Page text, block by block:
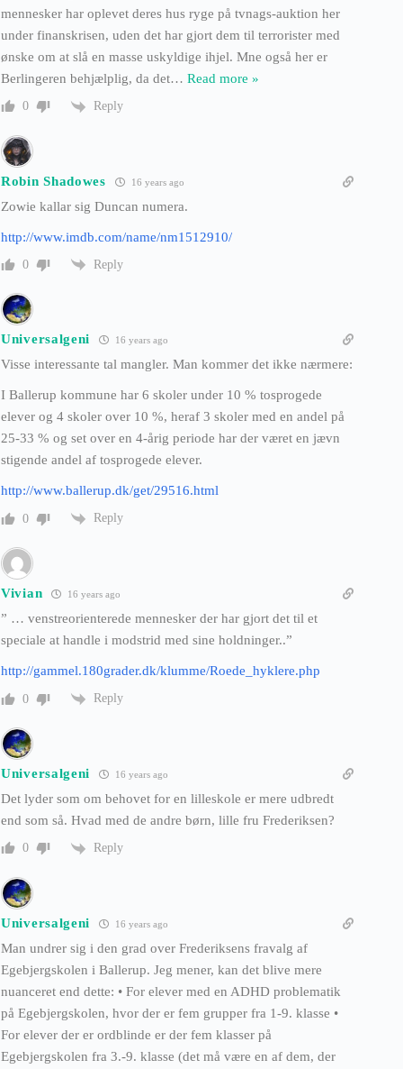
mennesker har oplevet deres hus ryge på tvnags-auktion her
under finanskrisen, uden det har gjort dem til terrorister med
ønske om at slå en masse uskyldige ihjel. Mne også her er
Berlingeren behjælplig, da det… Read more »
0 Reply
Robin Shadowes 16 years ago
Zowie kallar sig Duncan numera.
http://www.imdb.com/name/nm1512910/
0 Reply
Universalgeni 16 years ago
Visse interessante tal mangler. Man kommer det ikke nærmere:
I Ballerup kommune har 6 skoler under 10 % tosprogede
elever og 4 skoler over 10 %, heraf 3 skoler med en andel på
25-33 % og set over en 4-årig periode har der været en jævn
stigende andel af tosprogede elever.
http://www.ballerup.dk/get/29516.html
0 Reply
Vivian 16 years ago
” … venstreorienterede mennesker der har gjort det til et
speciale at handle i modstrid med sine holdninger..”
http://gammel.180grader.dk/klumme/Roede_hyklere.php
0 Reply
Universalgeni 16 years ago
Det lyder som om behovet for en lilleskole er mere udbredt
end som så. Hvad med de andre børn, lille fru Frederiksen?
0 Reply
Universalgeni 16 years ago
Man undrer sig i den grad over Frederiksens fravalg af
Egebjergskolen i Ballerup. Jeg mener, kan det blive mere
nuanceret end dette: • For elever med en ADHD problematik
på Egebjergskolen, hvor der er fem grupper fra 1-9. klasse •
For elever der er ordblinde er der fem klasser på
Egebjergskolen fra 3.-9. klasse (det må være en af dem, der